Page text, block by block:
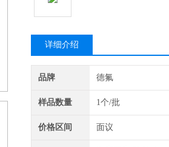
详细介绍
品牌 德氟
样品数量 1个/批
价格区间 面议